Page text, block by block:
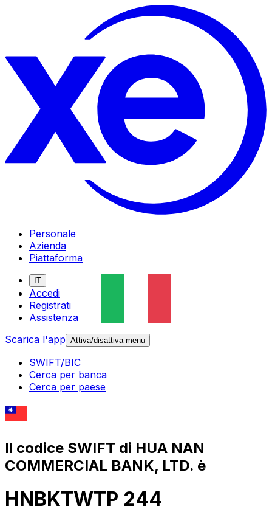
Personale
Azienda
Piattaforma
IT
Accedi
Registrati
Assistenza
Scarica l'app Attiva/disattiva menu
SWIFT/BIC
Cerca per banca
Cerca per paese
Il codice SWIFT di HUA NAN
COMMERCIAL BANK, LTD. è
HNBKTWTP 244